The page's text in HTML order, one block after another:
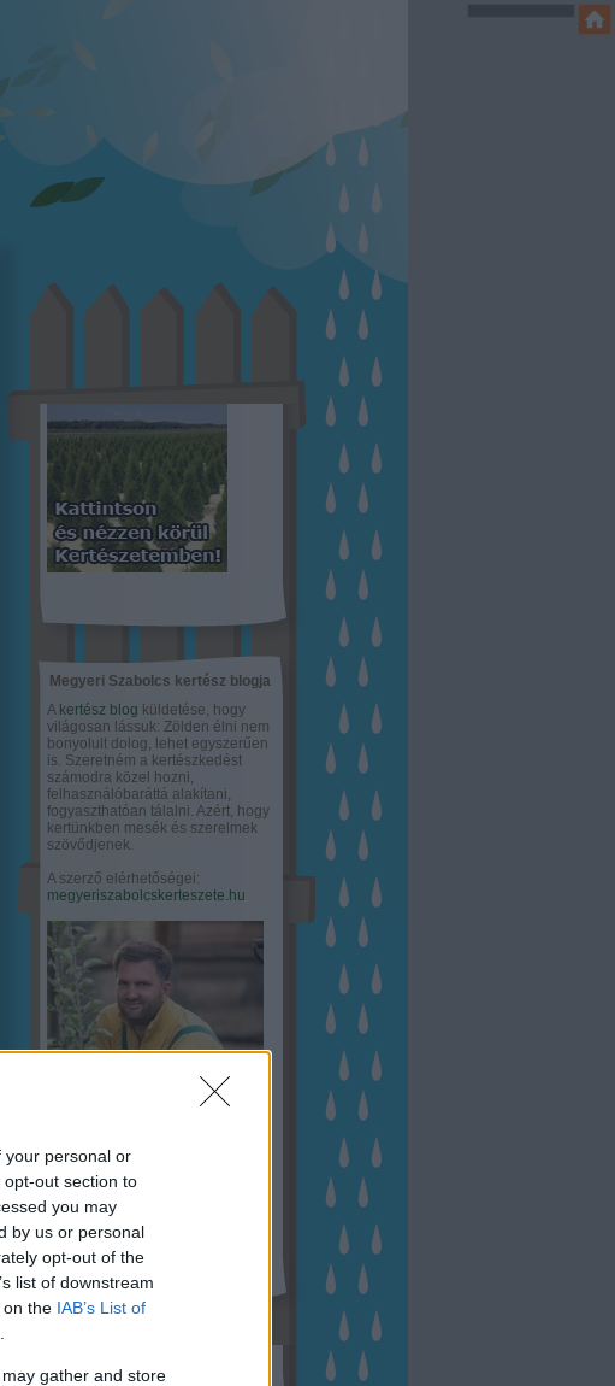
your personal or
out section to
you may
by us or personal
opt-out of the
list of downstream
on the IAB’s List of
gather and store
Megyeri Szabolcs kertész blogja
A kertész blog küldetése, hogy
világosan lássuk: Zölden élni nem
bonyolult dolog, lehet egyszerűen
is. Szeretném a kertészkedést
számodra közel hozni,
felhasználóbaráttá alakítani,
fogyaszthatóan tálalni. Azért, hogy
kertünkben mesék és szerelmek
szövődjenek.
A szerző elérhetőségei:
megyeriszabolcskerteszete.hu